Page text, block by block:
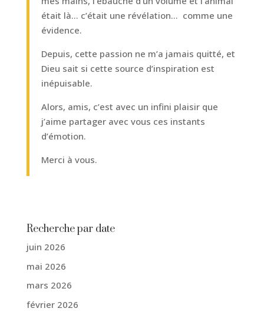
était là… c’était une révélation… comme une
évidence.
Depuis, cette passion ne m’a jamais quitté, et
Dieu sait si cette source d’inspiration est
inépuisable.
Alors, amis, c’est avec un infini plaisir que
j’aime partager avec vous ces instants
d’émotion.
Merci à vous.
Recherche par date
juin 2026
mai 2026
mars 2026
février 2026